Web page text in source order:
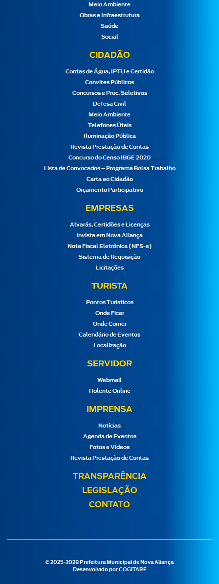
Meio Ambiente
Obras e Infraestrutura
Saúde
Social
CIDADÃO
Contas de Água, IPTU e Certidão
Convites Públicos
Concursos e Proc. Seletivos
Defesa Civil
Meio Ambiente
Telefones Úteis
Iluminação Pública
Revista Prestação de Contas
Concurso do Censo IBGE 2020
Lista de Convocados – Programa Bolsa Trabalho
Carta ao Cidadão
Orçamento Participativo
EMPRESAS
Alvarás, Certidões e Licenças
Invista em Nova Aliança
Nota Fiscal Eletrônica (NFS-e)
Sistema de Requisição
Licitações
TURISTA
Pontos Turísticos
Onde Ficar
Onde Comer
Calendário de Eventos
Localização
SERVIDOR
Webmail
Holerite Online
IMPRENSA
Notícias
Agenda de Eventos
Fotos e Vídeos
Revista Prestação de Contas
TRANSPARÊNCIA
LEGISLAÇÃO
CONTATO
© 2025-2028 Prefeitura Municipal de Nova Aliança
Desenvolvido por COGITARE